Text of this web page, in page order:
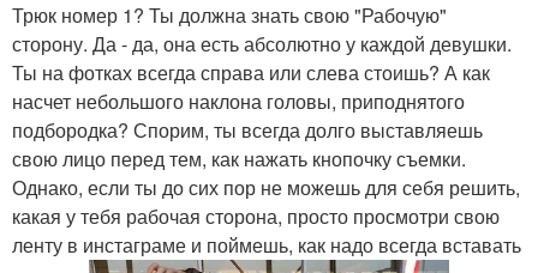
Трюк номер 1? Ты должна знать свою "Рабочую"
сторону. Да - да, она есть абсолютно у каждой девушки.
Ты на фотках всегда справа или слева стоишь? А как
насчет небольшого наклона головы, приподнятого
подбородка? Спорим, ты всегда долго выставляешь
свою лицо перед тем, как нажать кнопочку съемки.
Однако, если ты до сих пор не можешь для себя решить,
какая у тебя рабочая сторона, просто просмотри свою
ленту в инстаграме и поймешь, как надо всегда вставать